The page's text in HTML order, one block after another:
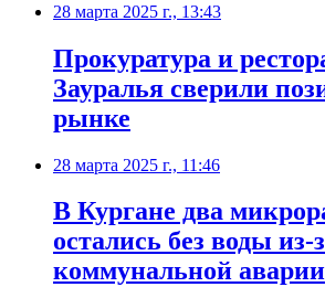
28 марта 2025 г., 13:43
Прокуратура и
Зауралья сверили
рынке
28 марта 2025 г., 11:46
В Кургане два
остались без воды из-
коммунальной аварии